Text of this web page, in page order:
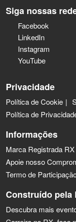
Siga nossas
Facebook
LinkedIn
Instagram
YouTube
Privacidade
Política de Cookie
Política de
Informações
Marca Registrada RX
Apoie nosso
Termo de
Construído pela
Descubra mais